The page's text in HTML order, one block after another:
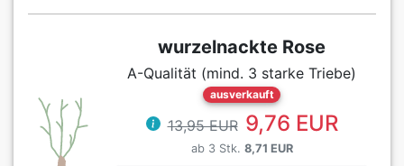
wurzelnackte Rose
A-Qualität (mind. 3 starke Triebe)
ausverkauft
13,95 EUR 9,76 EUR
ab 3 Stk. 8,71 EUR